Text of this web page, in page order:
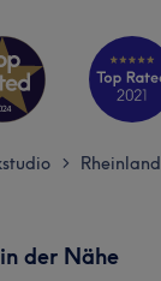
> Rheinland
der Nähe